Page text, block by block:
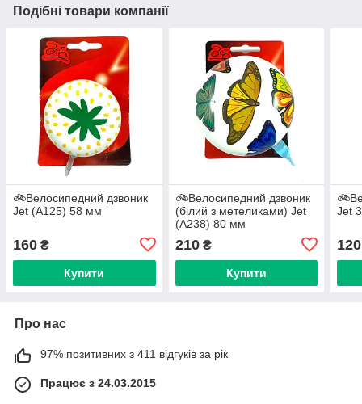
Подібні товари компанії
🚲Велосипедний дзвоник
Jet (A125) 58 мм
160 ₴
Купити
🚲Велосипедний дзвоник
(білий з метеликами) Jet
(A238) 80 мм
210₴
Купити
Jet
120
Про нас
97% позитивних з 411 відгуків за рік
Працює з 24.03.2015